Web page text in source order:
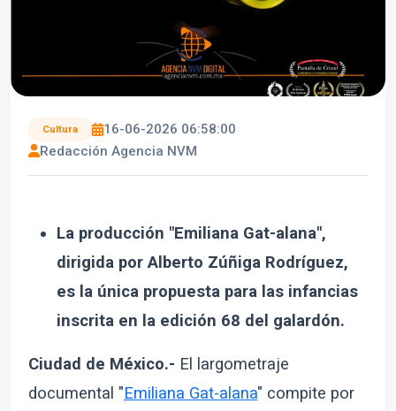
Cultura
16-06-2026 06:58:00
Redacción Agencia NVM
La producción "Emiliana Gat-alana",
dirigida por Alberto Zúñiga Rodríguez,
es la única propuesta para las infancias
inscrita en la edición 68 del galardón.
Ciudad de México.- El largometraje
documental "Emiliana Gat-alana" compite por